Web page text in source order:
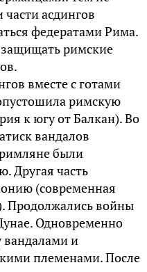
асдингов
федератами Рима.
римские
вместе с готами
римскую
к югу от Балкан). Во
вандалов
были
Другая часть
(современная
Продолжались войны
Одновременно
и
племенами. После